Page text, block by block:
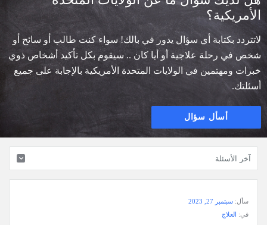
الأمريكية؟
لاتتردد بكتابة أي سؤال يدور في بالك! سواء كنت طالب أو سائح أو
شخص في رحلة علاجية أو أيا كان .. سيقوم بكل تأكيد أشخاص ذوي
خبرات ومهتمين في الولايات المتحدة الأمريكية بالإجابة على جميع
أسئلتك.
أسأل سؤال
وجواب
سأل: سبتمبر 27, 2023
في: العلاج